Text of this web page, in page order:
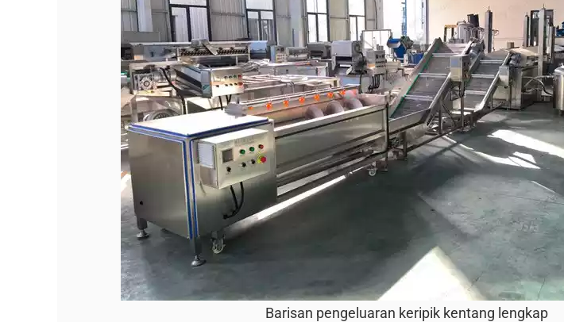
Barisan pengeluaran keripik kentang lengkap